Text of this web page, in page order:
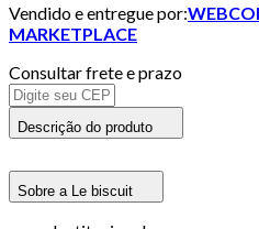
Vendido e entregue por:
MARKETPLACE
Consultar frete e prazo
Descrição do produto
Sobre a Le biscuit